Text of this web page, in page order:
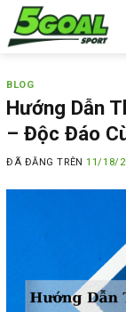
Chuyển
đến
dung
BLOG
Hướng Dẫn
– Độc Đáo
ĐÃ ĐĂNG TRÊN11/18/